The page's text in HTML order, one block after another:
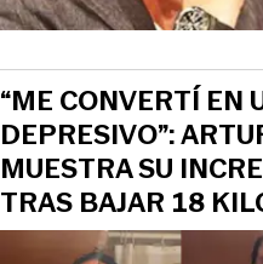
“ME CONVERTÍ EN
DEPRESIVO”:
MUESTRA SU
TRAS BAJAR 18